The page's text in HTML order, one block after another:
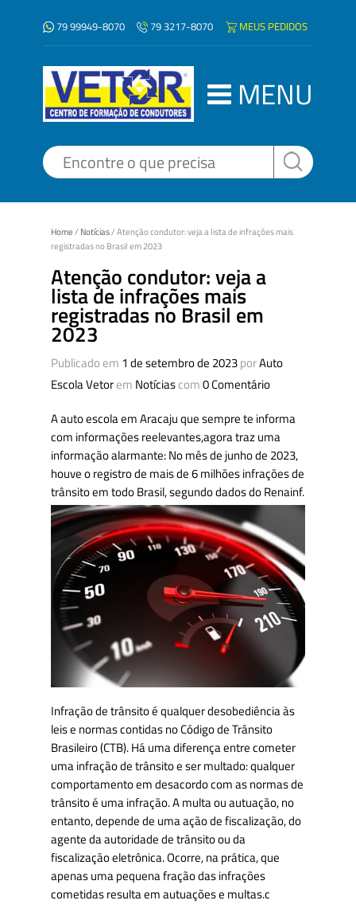
79 99949-8070 79 3217-8070 MEUS PEDIDOS
MENU
Home/ Notícias/Atenção condutor: veja a lista de infrações mais
registradas no Brasil em 2023
Atenção condutor: veja a
lista de infrações mais
registradas no Brasil em
2023
Publicado em 1 de setembro de 2023porAuto
Escola Vetorem Notíciascom0 Comentário
A auto escola em Aracaju que sempre te informa
com informações reelevantes,agora traz uma
informação alarmante: No mês de junho de 2023,
houve o registro de mais de 6 milhões infrações de
trânsito em todo Brasil, segundo dados do Renainf.
Infração de trânsito é qualquer desobediência às
leis e normas contidas no Código de Trânsito
Brasileiro (CTB). Há uma diferença entre cometer
uma infração de trânsito e ser multado: qualquer
comportamento em desacordo com as normas de
trânsito é uma infração. A multa ou autuação, no
entanto, depende de uma ação de fiscalização, do
agente da autoridade de trânsito ou da
fiscalização eletrônica. Ocorre, na prática, que
apenas uma pequena fração das infrações
cometidas resulta em autuações e multas.c